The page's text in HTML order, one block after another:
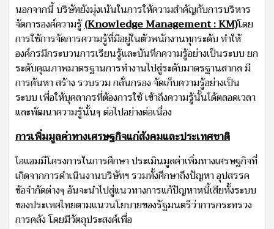
นอกจากนี้ บริษัทยังมุ่งเน้นในการให้ความสำคัญกับการบริหาร
จัดการองค์ความรู้(Knowledge Management : KM)โดย
การใช้การจัดการความรู้ที่มีอยู่ในตัวพนักงานทุกระดับ ทำให้
องค์กรมีกระบวนการเรียนรู้และบันทึกความรู้อย่างเป็นระบบ ยก
ระดับคุณภาพมาตรฐานการทำงานไปสู่ระดับมาตรฐานสากล มี
การค้นหา สร้าง รวบรวม กลั่นกรอง จัดเก็บความรู้อย่างเป็น
ระบบ เพื่อให้บุคลากรที่ต้องการใช้ เข้าถึงความรู้นั้นได้ตลอดเวลา
และพัฒนาความรู้นั้นๆ ต่อไปอย่างต่อเนื่อง
การเพิ่มมูลค่าทางเศรษฐกิจแก่สังคมและประเทศชาติ
ไอแอมมีโครงการในการศึกษา ประเมินมูลค่าเพิ่มทางเศรษฐกิจที่
เกิดจากการดำเนินงานบริษัทฯ รวมทั้งศึกษาถึงปัญหา อุปสรรค
ข้อจำกัดต่างๆ อันจะนำไปสู่แนวทางการแก้ปัญหาหนี้เสียทั้งระบบ
ของประเทศไทยตามแนวนโยบายของรัฐมนตรีว่าการกระทรวง
การคลัง โดยมีวัตถุประสงค์เพื่อ